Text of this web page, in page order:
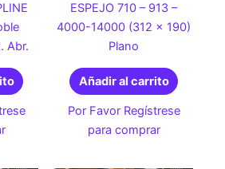
Abr.
ESPEJO 710 – 913 –
4000-14000 (312 x 190)
Plano
Añadir al carrito
Por Favor Regístrese
para comprar